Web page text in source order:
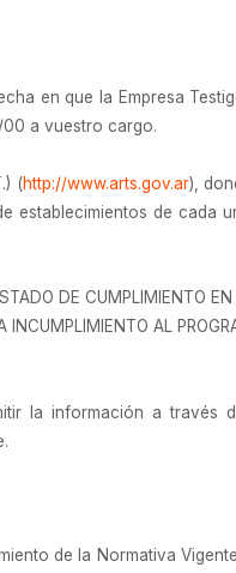
en que la Empresa
00 a vuestro cargo.
(http://www.arts.gov.ar),
establecimientos de cada
DE CUMPLIMIENTO EN
INCUMPLIMIENTO AL
la información a través
de la Normativa